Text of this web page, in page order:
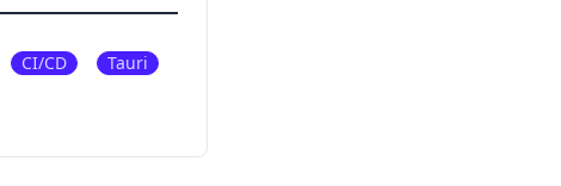
CI/CD
Tauri